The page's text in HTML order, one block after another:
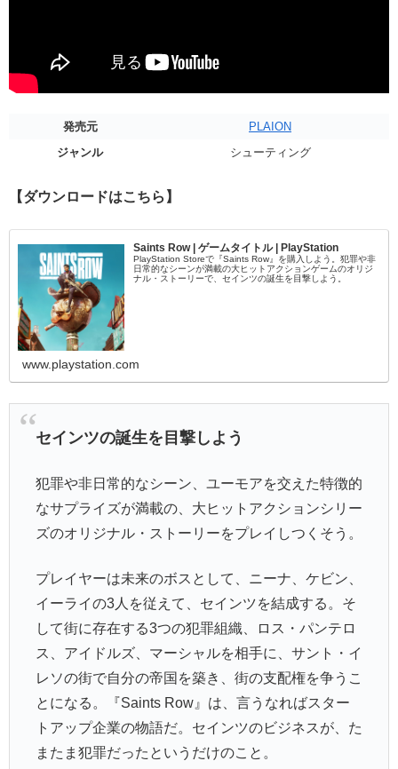
発売元
PLAION
ジャンル
シューティング
【ダウンロードはこちら】
Saints Row | ゲームタイトル | PlayStation
PlayStation Storeで『Saints Row』を購入しよう。犯罪や非
日常的なシーンが満載の大ヒットアクションゲームのオリジ
ナル・ストーリーで、セインツの誕生を目撃しよう。
www.playstation.com
セインツの誕生を目撃しよう
犯罪や非日常的なシーン、ユーモアを交えた特徴的
なサプライズが満載の、大ヒットアクションシリー
ズのオリジナル・ストーリーをプレイしつくそう。
プレイヤーは未来のボスとして、ニーナ、ケビン、
イーライの3人を従えて、セインツを結成する。そ
して街に存在する3つの犯罪組織、ロス・パンテロ
ス、アイドルズ、マーシャルを相手に、サント・イ
レソの街で自分の帝国を築き、街の支配権を争うこ
とになる。『Saints Row』は、言うなればスター
トアップ企業の物語だ。セインツのビジネスが、た
またま犯罪だったというだけのこと。